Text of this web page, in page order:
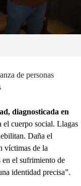
de personas
diagnosticada en
el cuerpo social. Llagas
Daña el
víctimas de la
en el sufrimiento de
identidad precisa”.